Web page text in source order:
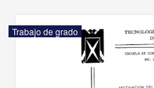
Trabajo de grado